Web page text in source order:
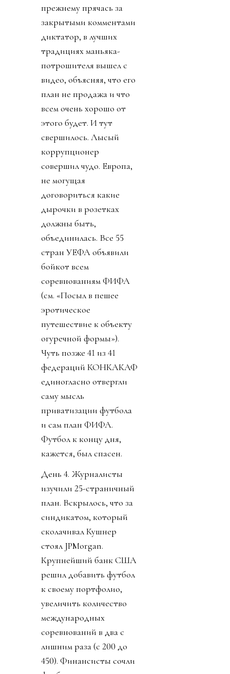
прежнему прячась за
закрытыми комментами
диктатор, в лучших
традициях маньяка-
потрошителя вышел с
видео, объясняя, что его
план не продажа и что
всем очень хорошо от
этого будет. И тут
свершилось. Лысый
коррупционер
совершил чудо. Европа,
не могущая
договориться какие
дырочки в розетках
должны быть,
объединилась. Все 55
стран УЕФА объявили
бойкот всем
соревнованиям ФИФА
(см. «Посыл в пешее
эротическое
путешествие к объекту
огуречной формы»).
Чуть позже 41 из 41
федераций КОНКАКАФ
единогласно отвергли
саму мысль
приватизации футбола
и сам план ФИФА.
Футбол к концу дня,
кажется, был спасен.
День 4. Журналисты
изучили 25-страничный
план. Вскрылось, что за
синдикатом, который
сколачивал Кушнер
стоял JPMorgan.
Крупнейший банк США
решил добавить футбол
к своему портфолио,
увеличить количество
международных
соревнований в два с
лишним раза (с 200 до
450). Финансисты сочли